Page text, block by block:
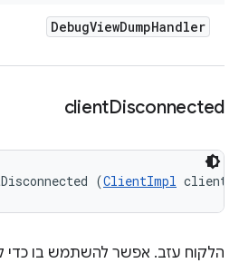
DebugViewDumpHandler
clientDisconnected
(ClientImpl client)
הלקוח עזב. אפשר להשתמש בו כדי